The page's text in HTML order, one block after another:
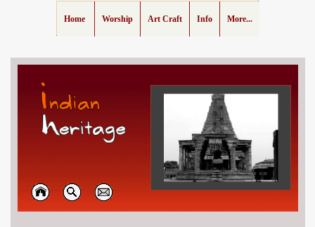
Home Worship Art Craft Info More...